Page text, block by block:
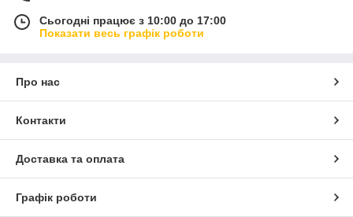
Сьогодні працює з 10:00 до 17:00
Показати весь графік роботи
Про нас
Контакти
Доставка та оплата
Графік роботи